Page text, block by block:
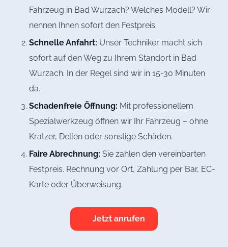
Fahrzeug in Bad Wurzach? Welches Modell? Wir
nennen Ihnen sofort den Festpreis.
Schnelle Anfahrt: Unser Techniker macht sich
sofort auf den Weg zu Ihrem Standort in Bad
Wurzach. In der Regel sind wir in 15-30 Minuten
da.
Schadenfreie Öffnung: Mit professionellem
Spezialwerkzeug öffnen wir Ihr Fahrzeug – ohne
Kratzer, Dellen oder sonstige Schäden.
Faire Abrechnung: Sie zahlen den vereinbarten
Festpreis. Rechnung vor Ort, Zahlung per Bar, EC-
Karte oder Überweisung.
Jetzt anrufen